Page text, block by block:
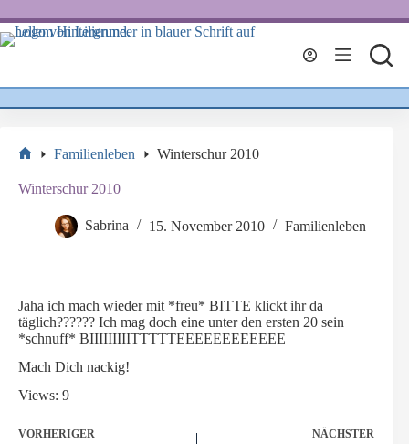
Inhalt
springen
Familienleben Winterschur 2010
Winterschur 2010
Sabrina 15. November 2010 Familienleben
Jaha ich mach wieder mit *freu* BITTE klickt ihr da
täglich?????? Ich mag doch eine unter den ersten 20 sein
*schnuff* BIIIIIIIIITTTTTEEEEEEEEEEEE
Mach Dich nackig!
Views: 9
VORHERIGER NÄCHSTER